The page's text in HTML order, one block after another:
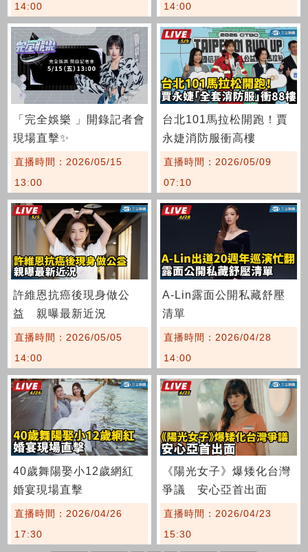
14:00
14:00
「完全娛樂 」開錄記者會
現場直擊✨
直播時間：2026/05/15
13:00
台北101馬拉松開跑！賈
永婕消防服衝高樓
直播時間：2026/05/09
07:10
許維恩抗癌後現身做公
益 親曝最新近況
直播時間：2026/05/05
14:00
A-Lin露面公開私藏舒壓
清單
直播時間：2026/04/28
14:00
40歲舞陽娶小12歲網紅
婚宴現場直擊
直播時間：2026/04/26
17:30
《陽光女子》爆矮化台灣
爭議 安心亞首出面
直播時間：2026/04/23
15:30